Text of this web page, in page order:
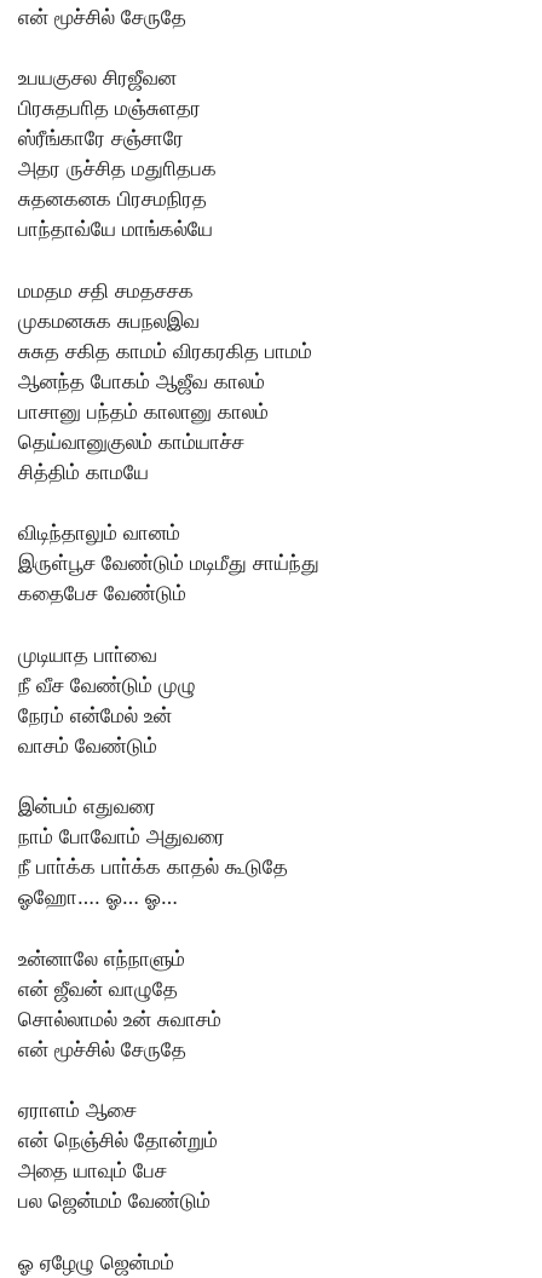
என் மூச்சில் சேருதே
உபயகுசல சிரஜீவன
பிரசுதபாித மஞ்சுளதர
ஸ்ரீங்காரே சஞ்சாரே
அதர ருச்சித மதுாிதபக
சுதனகனக பிரசமநிரத
பாந்தாவ்யே மாங்கல்யே
மமதம சதி சமதசசக
முகமனசுக சுபநலஇவ
சுசுத சகித காமம் விரகரகித பாமம்
ஆனந்த போகம் ஆஜீவ காலம்
பாசானு பந்தம் காலானு காலம்
தெய்வானுகுலம் காம்யாச்ச
சித்திம் காமயே
விடிந்தாலும் வானம்
இருள்பூச வேண்டும் மடிமீது சாய்ந்து
கதைபேச வேண்டும்
முடியாத பாா்வை
நீ வீச வேண்டும் முழு
நேரம் என்மேல் உன்
வாசம் வேண்டும்
இன்பம் எதுவரை
நாம் போவோம் அதுவரை
நீ பாா்க்க பாா்க்க காதல் கூடுதே
ஓஹோ…. ஓ… ஓ…
உன்னாலே எந்நாளும்
என் ஜீவன் வாழுதே
சொல்லாமல் உன் சுவாசம்
என் மூச்சில் சேருதே
ஏராளம் ஆசை
என் நெஞ்சில் தோன்றும்
அதை யாவும் பேச
பல ஜென்மம் வேண்டும்
ஓ ஏழேழு ஜென்மம்